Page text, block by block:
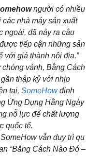
người có nhiều
nhà máy sản xuất
ngoài, đã nảy ra câu
tiếp cận những sản
với giá thành nội địa.”
vánh, Bằng Cách
thập kỷ với nhịp
tại, SomeHowđịnh
Ứng Dụng Hằng Ngày
nỗ lực để chất lượng
quốc tế.
vẫn duy trì qu
“Bằng Cách Nào Đó –